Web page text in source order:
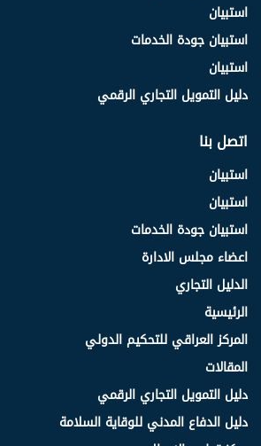
استبيان
استبيان جودة الخدمات
استبيان
دليل التمويل التجاري الرقمي
اتصل بنا
استبيان
استبيان
استبيان جودة الخدمات
اعضاء مجلس الادارة
الدليل التجاري
الرئيسية
المركز العراقي للتحكيم الدولي
المقالات
دليل التمويل التجاري الرقمي
دليل الدفاع المدني للوقاية السلامة